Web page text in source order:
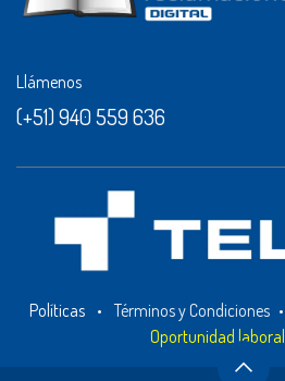
Llámenos
(+51) 940 559 636
Políticas • Términos y Condiciones •
Oportunidad laboral